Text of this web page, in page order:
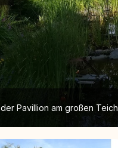
der Pavillion am großen Teich